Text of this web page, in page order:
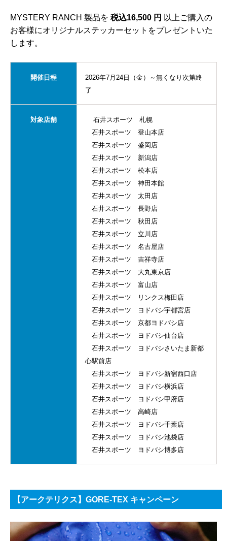
MYSTERY RANCH 製品を 税込16,500 円 以上ご購入の
お客様にオリジナルステッカーセットをプレゼントいた
します。
開催日程
2026年7月24日（金）～無くなり次第終
了
対象店舗
石井スポーツ 札幌
石井スポーツ 登山本店
石井スポーツ 盛岡店
石井スポーツ 新潟店
石井スポーツ 松本店
石井スポーツ 神田本館
石井スポーツ 太田店
石井スポーツ 長野店
石井スポーツ 秋田店
石井スポーツ 立川店
石井スポーツ 名古屋店
石井スポーツ 吉祥寺店
石井スポーツ 大丸東京店
石井スポーツ 富山店
石井スポーツ リンクス梅田店
石井スポーツ ヨドバシ宇都宮店
石井スポーツ 京都ヨドバシ店
石井スポーツ ヨドバシ仙台店
石井スポーツ ヨドバシさいたま新都
心駅前店
石井スポーツ ヨドバシ新宿西口店
石井スポーツ ヨドバシ横浜店
石井スポーツ ヨドバシ甲府店
石井スポーツ 高崎店
石井スポーツ ヨドバシ千葉店
石井スポーツ ヨドバシ池袋店
石井スポーツ ヨドバシ博多店
【アークテリクス 】GORE-TEX キャンペーン